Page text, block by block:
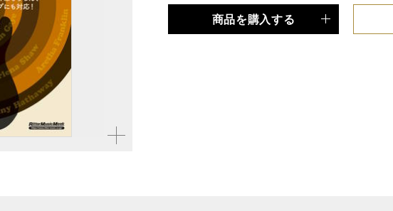
拡大す
ムック
商品を購入する